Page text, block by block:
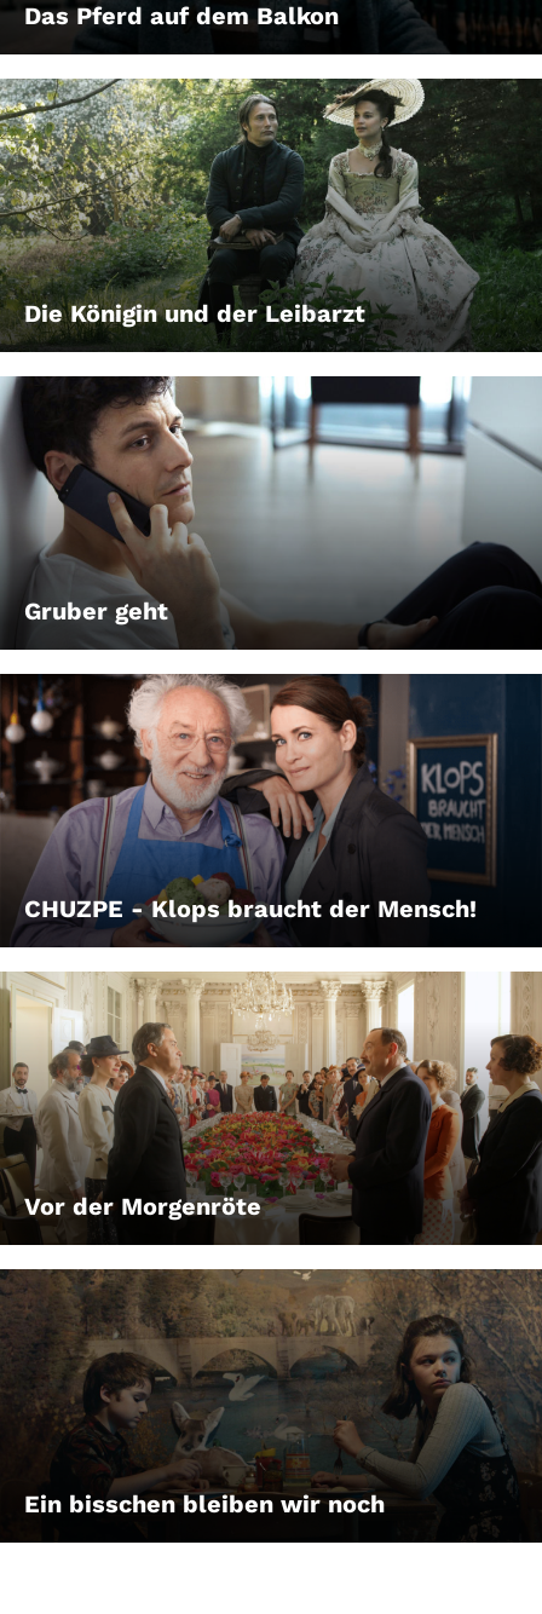
Das Pferd auf dem Balkon
Die Königin und der Leibarzt
Gruber geht
CHUZPE - Klops braucht der Mensch!
Vor der Morgenröte
Ein bisschen bleiben wir noch